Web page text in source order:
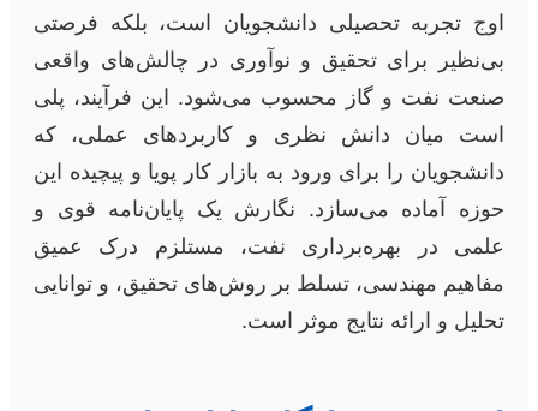
اوج تجربه تحصیلی دانشجویان است، بلکه فرصتی
بی‌نظیر برای تحقیق و نوآوری در چالش‌های واقعی
صنعت نفت و گاز محسوب می‌شود. این فرآیند، پلی
است میان دانش نظری و کاربردهای عملی، که
دانشجویان را برای ورود به بازار کار پویا و پیچیده این
حوزه آماده می‌سازد. نگارش یک پایان‌نامه قوی و
علمی در بهره‌برداری نفت، مستلزم درک عمیق
مفاهیم مهندسی، تسلط بر روش‌های تحقیق، و توانایی
تحلیل و ارائه نتایج موثر است.